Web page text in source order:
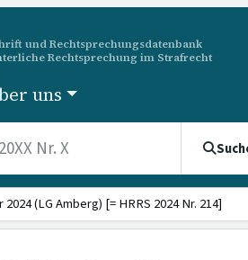
und Rechtsprechungsdatenbank
Rechtsprechung im Strafrecht
uns
(LG Amberg) [= HRRS 2024 Nr. 214]